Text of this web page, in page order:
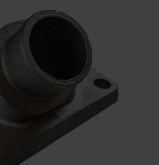
Solglasögon 5 pack
solnr50-2
125